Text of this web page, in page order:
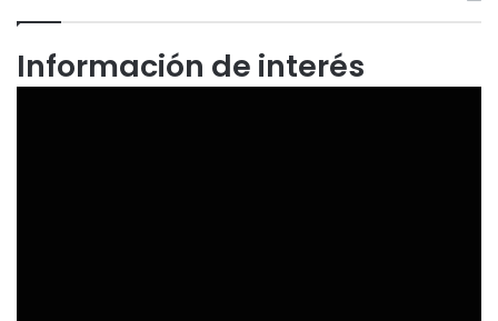
Información de interés